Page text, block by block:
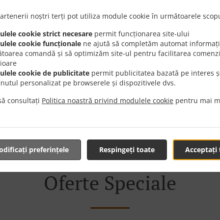
noștri terți pot utiliza module cookie în următoarele
cookie strict necesare permit funcționarea site-ului
cookie funcționale ne ajută să completăm automat
comandă și să optimizăm site-ul pentru facilitarea
cookie de publicitate permit publicitatea bazată pe interes
personalizat pe browserele și dispozitivele dvs.
consultați Politica noastră privind modulele cookie pentru mai
Acceptați
Respingeți toate
preferințele
Mâncare Online Cu
încântați să preluăm comanda ta online. Explorează pe
te-ai decis ce dorești să mănânci. După aceea, în
Oferte Speciale